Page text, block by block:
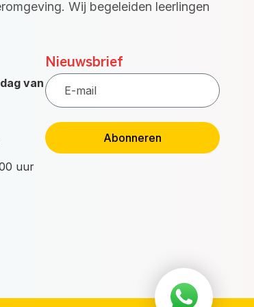
Wij begeleiden leerlingen
van
uur
Nieuwsbrief
E-
mail
Abonneren